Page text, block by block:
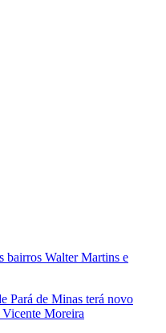
bairros Walter Martins e
Pará de Minas terá novo
Vicente Moreira